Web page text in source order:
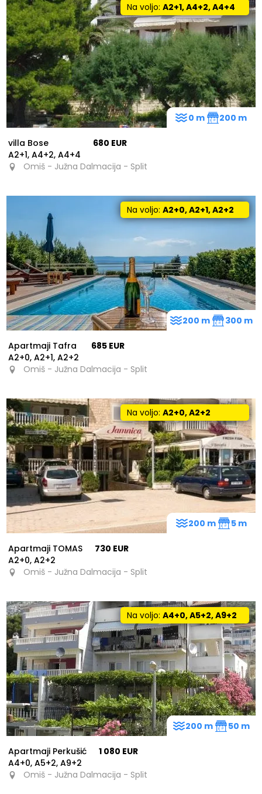
Na voljo:A2+1, A4+2, A4+4
villa Bose
A2+1, A4+2, A4+4
680 EUR
Omiš - Južna Dalmacija - Split
0 m 200 m
Na voljo:A2+0, A2+1, A2+2
Apartmaji Tafra
A2+0, A2+1, A2+2
685 EUR
Omiš - Južna Dalmacija - Split
200 m 300 m
Na voljo:A2+0, A2+2
Apartmaji TOMAS
A2+0, A2+2
730 EUR
Omiš - Južna Dalmacija - Split
200 m 5 m
Na voljo:A4+0, A5+2, A9+2
Apartmaji Perkušić
A4+0, A5+2, A9+2
1 080 EUR
Omiš - Južna Dalmacija - Split
200 m 50 m